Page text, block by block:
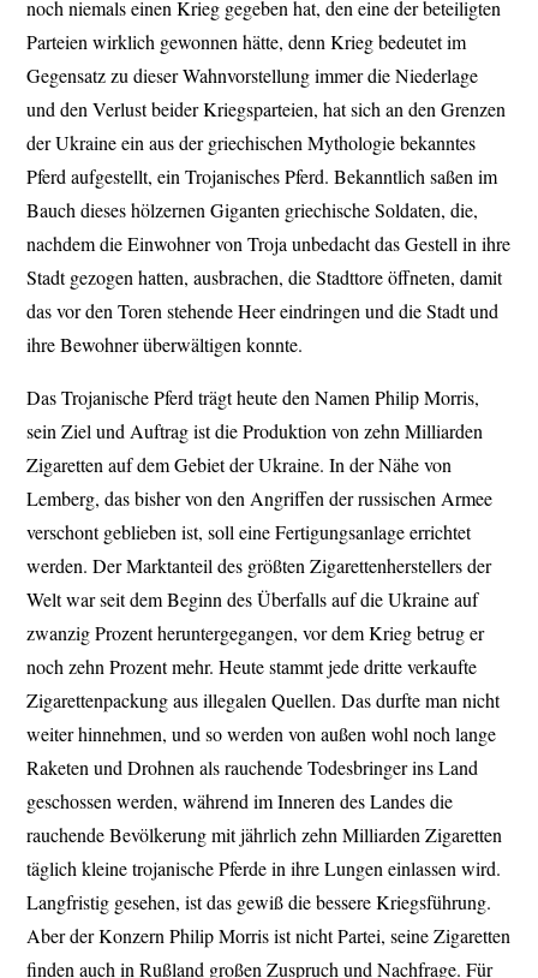
noch niemals einen Krieg gegeben hat, den eine der beteiligten
Parteien wirklich gewonnen hätte, denn Krieg bedeutet im
Gegensatz zu dieser Wahnvorstellung immer die Niederlage
und den Verlust beider Kriegsparteien, hat sich an den Grenzen
der Ukraine ein aus der griechischen Mythologie bekanntes
Pferd aufgestellt, ein Trojanisches Pferd. Bekanntlich saßen im
Bauch dieses hölzernen Giganten griechische Soldaten, die,
nachdem die Einwohner von Troja unbedacht das Gestell in ihre
Stadt gezogen hatten, ausbrachen, die Stadttore öffneten, damit
das vor den Toren stehende Heer eindringen und die Stadt und
ihre Bewohner überwältigen konnte.
Das Trojanische Pferd trägt heute den Namen Philip Morris,
sein Ziel und Auftrag ist die Produktion von zehn Milliarden
Zigaretten auf dem Gebiet der Ukraine. In der Nähe von
Lemberg, das bisher von den Angriffen der russischen Armee
verschont geblieben ist, soll eine Fertigungsanlage errichtet
werden. Der Marktanteil des größten Zigarettenherstellers der
Welt war seit dem Beginn des Überfalls auf die Ukraine auf
zwanzig Prozent heruntergegangen, vor dem Krieg betrug er
noch zehn Prozent mehr. Heute stammt jede dritte verkaufte
Zigarettenpackung aus illegalen Quellen. Das durfte man nicht
weiter hinnehmen, und so werden von außen wohl noch lange
Raketen und Drohnen als rauchende Todesbringer ins Land
geschossen werden, während im Inneren des Landes die
rauchende Bevölkerung mit jährlich zehn Milliarden Zigaretten
täglich kleine trojanische Pferde in ihre Lungen einlassen wird.
Langfristig gesehen, ist das gewiß die bessere Kriegsführung.
Aber der Konzern Philip Morris ist nicht Partei, seine Zigaretten
finden auch in Rußland großen Zuspruch und Nachfrage. Für